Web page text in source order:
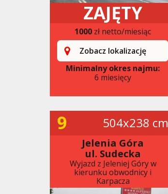
ZAJĘTY
1000 zł netto/miesiąc
Zobacz lokalizację
Minimalny okres najmu:
6 miesięcy
9 504x238 cm
Jelenia Góra
ul. Sudecka
Wyjazd z Jeleniej Góry w
kierunku obwodnicy i
Karpacza